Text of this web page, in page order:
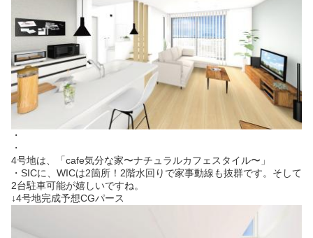
・
・
4号地は、「cafe気分な家〜ナチュラルカフェスタイル〜」
・SICに、WICは2箇所！2階水回りで家事動線も抜群です。そして
2台駐車可能が嬉しいですね。
↓4号地完成予想CGパース